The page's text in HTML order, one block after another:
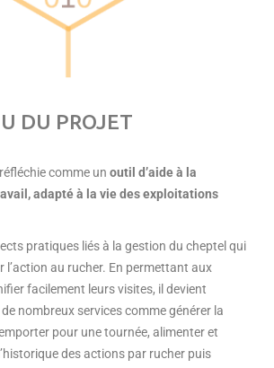
DU PROJET
comme un outil d’aide à la
adapté à la vie des exploitations
pratiques liés à la gestion du cheptel qui
l’action au rucher. En permettant aux
facilement leurs visites, il devient
nombreux services comme générer la
pour une tournée, alimenter et
des actions par rucher puis